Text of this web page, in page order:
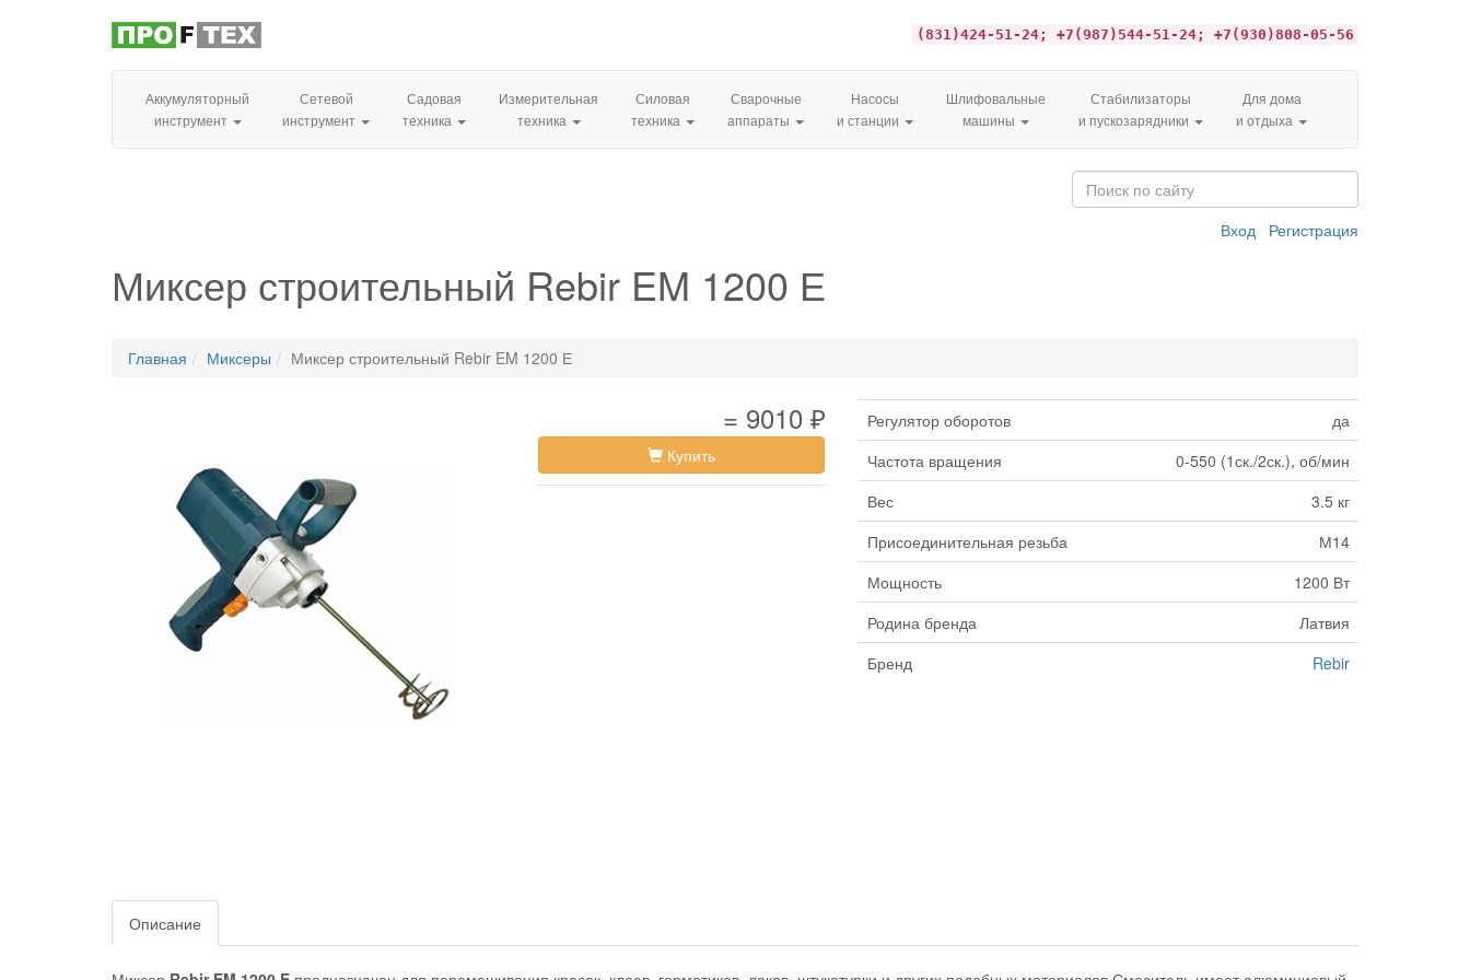
(831)424-51-24; +7(987)544-51-24; +7(930)808-05-56
Аккумуляторный
инструмент
Сетевой
инструмент
Садовая
техника
Измерительная
техника
Силовая
техника
Сварочные
аппараты
Насосы
и станции
Шлифовальные
машины
Стабилизаторы
и пускозарядники
Для дома
и отдыха
Вход Регистрация
Миксер строительный Rebir EM 1200 Е
Главная Миксеры Миксер строительный Rebir EM 1200 Е
= 9010 ₽
Купить
Регулятор оборотов
да
Частота вращения
0-550 (1ск./2ск.), об/мин
Вес
3.5 кг
Присоединительная резьба
М14
Мощность
1200 Вт
Родина бренда
Латвия
Бренд
Rebir
Описание